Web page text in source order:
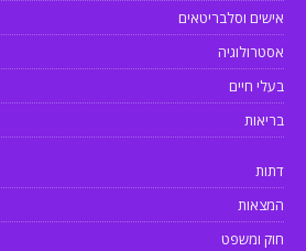
אישים וסלבריטאים
אסטרולוגיה
בעלי חיים
בריאות
דתות
המצאות
חוק ומשפט